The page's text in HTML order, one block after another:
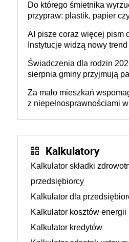
Do którego śmietnika
przypraw: plastik, papier
AI pisze coraz więcej pism
Instytucje widzą nowy trend
Świadczenia dla rodzin
sierpnia gminy przyjmują
Za mało mieszkań
z niepełnosprawnościami
Kalkulatory
Kalkulator składki
przedsiębiorcy
Kalkulator dla
Kalkulator kosztów energii
Kalkulator kredytów